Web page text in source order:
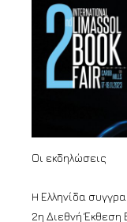
Οι εκδηλώσεις
H Ελληνίδα
2η Διεθνή Έκθεση